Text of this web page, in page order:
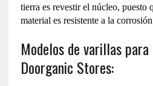
tierra es revestir el núcleo, puesto
material es resistente a la
Modelos de varillas
Doorganic Stores: